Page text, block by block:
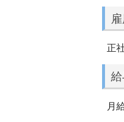
正
月